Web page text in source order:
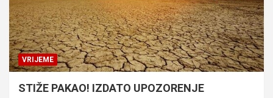
VRIJEME
STIŽE PAKAO! IZDATO UPOZORENJE